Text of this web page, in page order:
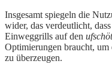
Insgesamt spiegeln die
wider, das verdeutlicht,
Einweggrills auf den
Optimierungen braucht,
zu überzeugen.